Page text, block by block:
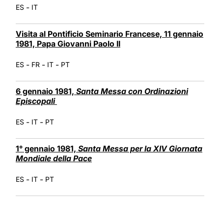
ES - IT
Visita al Pontificio Seminario Francese, 11 gennaio
1981, Papa Giovanni Paolo II
ES - FR - IT - PT
6 gennaio 1981, Santa Messa con Ordinazioni
Episcopali
ES - IT - PT
1° gennaio 1981, Santa Messa per la XIV Giornata
Mondiale della Pace
ES - IT - PT